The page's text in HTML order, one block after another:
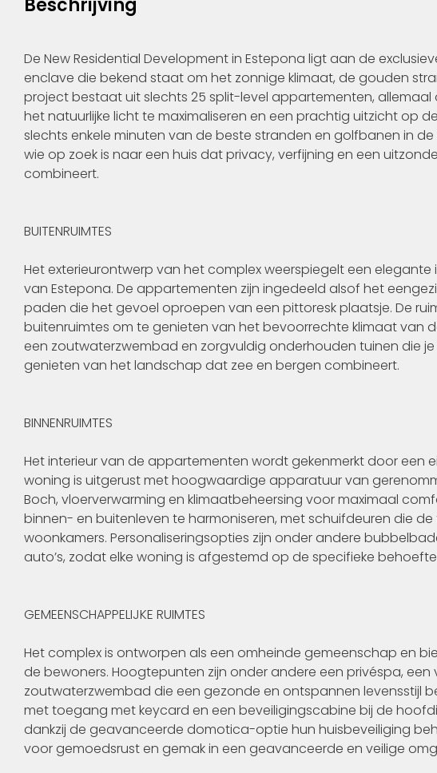
Beschrijving
De New Residential Development in Estepona ligt aan de
enclave die bekend staat om het zonnige klimaat, de gouden
project bestaat uit slechts 25 split-level appartementen,
het natuurlijke licht te maximaliseren en een prachtig uitzicht op
slechts enkele minuten van de beste stranden en golfbanen in
wie op zoek is naar een huis dat privacy, verfijning en een
combineert.
BUITENRUIMTES
Het exterieurontwerp van het complex weerspiegelt een
van Estepona. De appartementen zijn ingedeeld alsof het
paden die het gevoel oproepen van een pittoresk plaatsje. De
buitenruimtes om te genieten van het bevoorrechte klimaat van
een zoutwaterzwembad en zorgvuldig onderhouden tuinen die
genieten van het landschap dat zee en bergen combineert.
BINNENRUIMTES
Het interieur van de appartementen wordt gekenmerkt door een
woning is uitgerust met hoogwaardige apparatuur van
Boch, vloerverwarming en klimaatbeheersing voor maximaal
binnen- en buitenleven te harmoniseren, met schuifdeuren die
woonkamers. Personaliseringsopties zijn onder andere
auto’s, zodat elke woning is afgestemd op de specifieke
GEMEENSCHAPPELIJKE RUIMTES
Het complex is ontworpen als een omheinde gemeenschap en
de bewoners. Hoogtepunten zijn onder andere een privéspa,
zoutwaterzwembad die een gezonde en ontspannen levensstijl
met toegang met keycard en een beveiligingscabine bij de
dankzij de geavanceerde domotica-optie hun huisbeveiliging
voor gemoedsrust en gemak in een geavanceerde en veilige